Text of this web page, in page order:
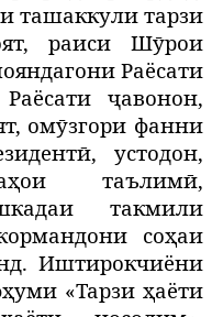
ташаккули тарзи
раиси Шӯрои
Раёсати
ҷавонон,
омӯзгори фанни
устодон,
таълимӣ,
такмили
соҳаи
Иштирокчиёни
«Тарзи ҳаёти